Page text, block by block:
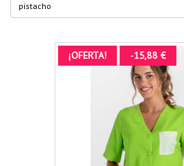
pistacho
¡OFERTA! -15,88 €